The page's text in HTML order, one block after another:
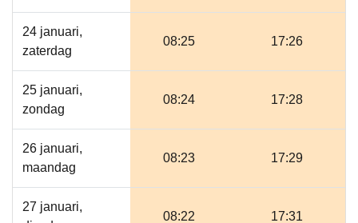
24 januari,
zaterdag
08:25 17:26
25 januari,
zondag
08:24 17:28
26 januari,
maandag
08:23 17:29
27 januari,
08:22 17:31